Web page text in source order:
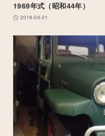
1969年式（昭和44年）
2019-06-21